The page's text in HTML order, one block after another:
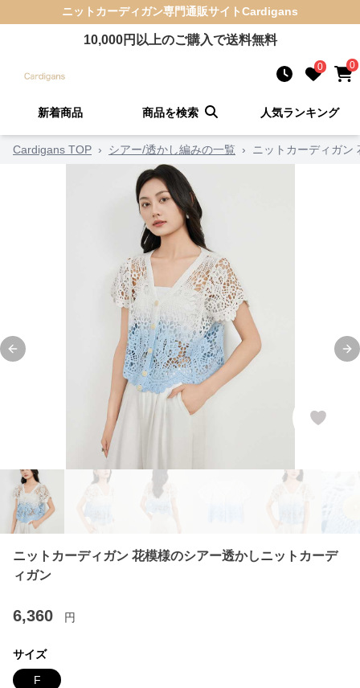
ニットカーディガン専門通販サイトCardigans
10,000円以上のご購入で送料無料
0 0
新着商品 商品を検索 人気ランキング
Cardigans TOP › シアー/透かし編みの一覧 › ニットカーディガン
Previous slide
ニットカーディガン 花模様のシアー透かしニットカーデ
ィガン
6,360 円
サイズ
F